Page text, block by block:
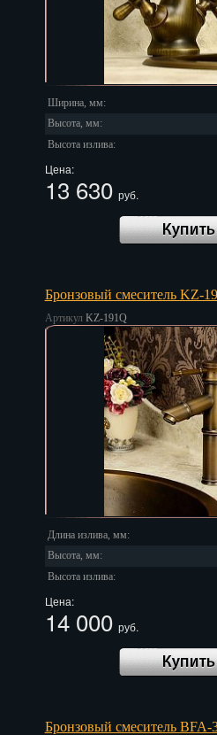
Ширина, мм:
Высота, мм:
Высота излива:
Цена:
13 630 руб.
Бронзовый смеситель KZ-
Артикул KZ-191Q
Длина излива, мм:
Высота, мм:
Высота излива:
Цена:
14 000 руб.
Бронзовый смеситель BFA-